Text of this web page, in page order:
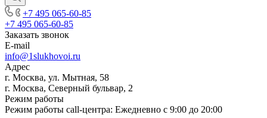
+7 495 065-60-85
+7 495 065-60-85
Заказать звонок
E-mail
info@1slukhovoi.ru
Адрес
г. Москва, ул. Мытная, 58
г. Москва, Северный бульвар, 2
Режим работы
Режим работы call-центра: Ежедневно с 9:00 до 20:00